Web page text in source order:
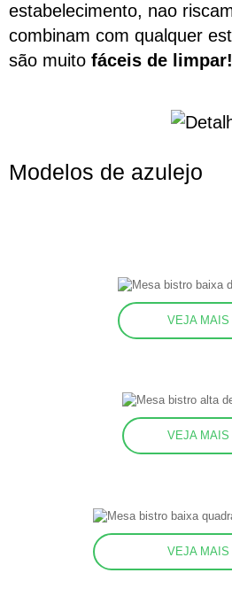
estabelecimento, nao
combinam com qualquer
são muito fáceis de limpar!
Modelos de azulejo
VEJA MAIS
VEJA MAIS
VEJA MAIS